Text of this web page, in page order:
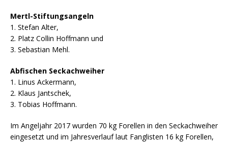
Mertl-Stiftungsangeln
1. Stefan Alter,
2. Platz Collin Hoffmann und
3. Sebastian Mehl.
Abfischen Seckachweiher
1. Linus Ackermann,
2. Klaus Jantschek,
3. Tobias Hoffmann.
Im Angeljahr 2017 wurden 70 kg Forellen in den Seckachweiher
eingesetzt und im Jahresverlauf laut Fanglisten 16 kg Forellen,